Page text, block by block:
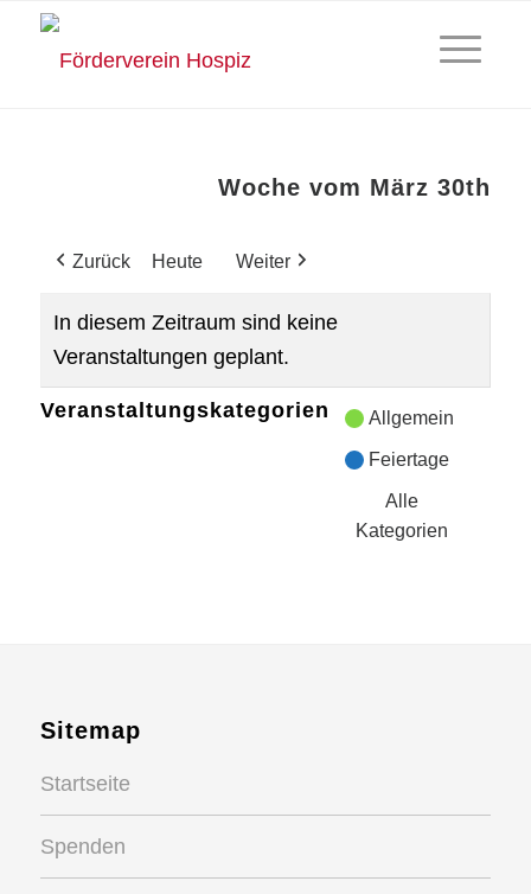
Woche vom März 30th
Zurück Heute Weiter
In diesem Zeitraum sind keine
Veranstaltungen geplant.
Veranstaltungskategorien Allgemein
Feiertage
Alle
Kategorien
Sitemap
Startseite
Spenden